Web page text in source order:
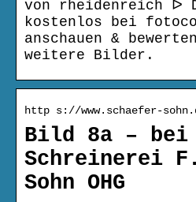
von rheidenreich ᐅ
kostenlos bei
anschauen &
weitere Bilder.
http s://www.schaefer-
Bild 8a – bei
Schreinerei
Sohn OHG